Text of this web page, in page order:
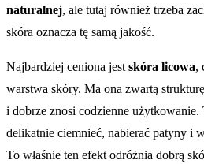
naturalnej, ale tutaj również trzeba
skóra oznacza tę samą jakość.
Najbardziej ceniona jest skóra licowa,
warstwa skóry. Ma ona zwartą
i dobrze znosi codzienne użytkowanie.
delikatnie ciemnieć, nabierać patyny i
To właśnie ten efekt odróżnia dobrą